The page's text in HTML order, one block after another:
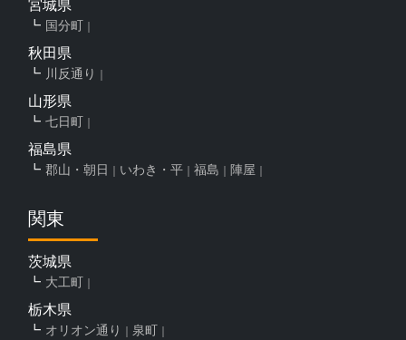
宮城県
国分町
秋田県
川反通り
山形県
七日町
福島県
郡山・朝日 いわき・平 福島 陣屋
関東
茨城県
大工町
栃木県
オリオン通り 泉町